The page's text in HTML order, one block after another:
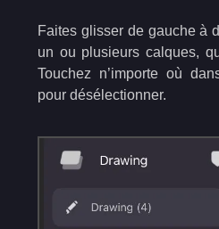
Faites glisser de gauche à
un ou plusieurs calques,
Touchez n’importe où
pour désélectionner.